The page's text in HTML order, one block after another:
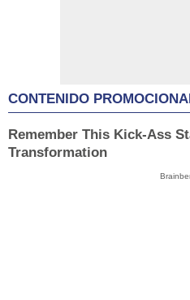
CONTENIDO
Remember This Kick-Ass
Transformation